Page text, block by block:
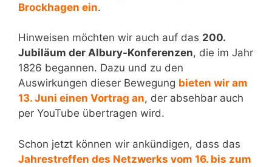
Brockhagen ein.
Hinweisen möchten wir auch auf das 200.
Jubiläum der Albury-Konferenzen, die im Jahr
1826 begannen. Dazu und zu den
Auswirkungen dieser Bewegung bieten wir am
13. Juni einen Vortrag an, der absehbar auch
per YouTube übertragen wird.
Schon jetzt können wir ankündigen, dass das
Jahrestreffen des Netzwerks vom 16. bis zum